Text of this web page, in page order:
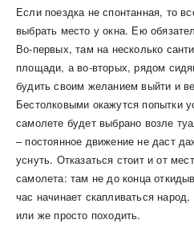
Если поездка не спонтанная, то
выбрать место у окна. Ею
Во-первых, там на несколько
площади, а во-вторых, рядом
будить своим желанием выйти и
Бестолковыми окажутся попытки
самолете будет выбрано возле
– постоянное движение не даст
уснуть. Отказаться стоит и от
самолета: там не до конца
час начинает скапливаться
или же просто походить.